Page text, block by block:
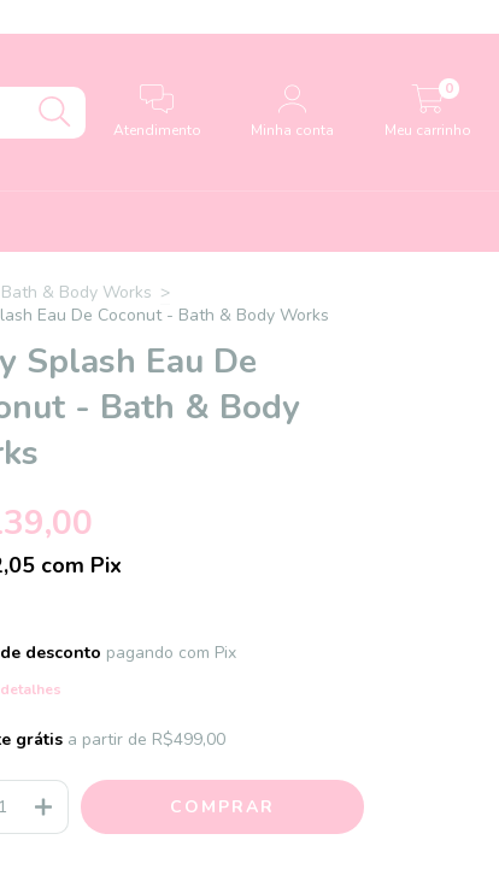
Atendimento Minha conta Meu carrinho
0
Bath & Body Works >
Eau De Coconut - Bath & Body Works
Splash Eau De
- Bath & Body
com Pix
desconto pagando com Pix
grátis a partir de R$499,00